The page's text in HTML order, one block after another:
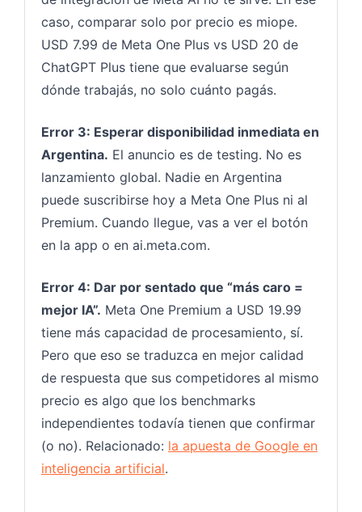
caso, comparar solo por precio es miope.
USD 7.99 de Meta One Plus vs USD 20 de
ChatGPT Plus tiene que evaluarse según
dónde trabajás, no solo cuánto pagás.
Error 3: Esperar disponibilidad inmediata en
Argentina. El anuncio es de testing. No es
lanzamiento global. Nadie en Argentina
puede suscribirse hoy a Meta One Plus ni al
Premium. Cuando llegue, vas a ver el botón
en la app o en ai.meta.com.
Error 4: Dar por sentado que “más caro =
mejor IA”. Meta One Premium a USD 19.99
tiene más capacidad de procesamiento, sí.
Pero que eso se traduzca en mejor calidad
de respuesta que sus competidores al mismo
precio es algo que los benchmarks
independientes todavía tienen que confirmar
(o no). Relacionado: la apuesta de Google en
inteligencia artificial.